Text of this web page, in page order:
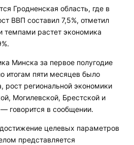
Гродненская область, где в
ВВП составил 7,5%, отметил
темпами растет экономика
Минска за первое полугодие
итогам пяти месяцев было
рост региональной экономики
Могилевской, Брестской и
говорится в сообщении.
целевых параметров
представляется